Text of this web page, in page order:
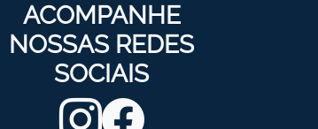
ACOMPANHE
NOSSAS REDES
SOCIAIS